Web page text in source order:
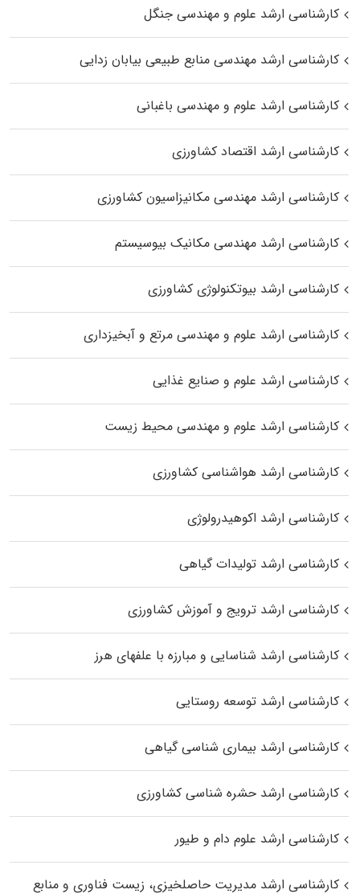
کارشناسی ارشد علوم و مهندسی جنگل
کارشناسی ارشد مهندسی منابع طبیعی بیابان زدایی
کارشناسی ارشد علوم و مهندسی باغبانی
کارشناسی ارشد اقتصاد کشاورزی
کارشناسی ارشد مهندسی مکانیزاسیون کشاورزی
کارشناسی ارشد مهندسی مکانیک بیوسیستم
کارشناسی ارشد بیوتکنولوژی کشاورزی
کارشناسی ارشد علوم و مهندسی مرتع و آبخیزداری
کارشناسی ارشد علوم و صنایع غذایی
کارشناسی ارشد علوم و مهندسی محیط زیست
کارشناسی ارشد هواشناسی کشاورزی
کارشناسی ارشد اکوهیدرولوژی
کارشناسی ارشد تولیدات گیاهی
کارشناسی ارشد ترویج و آموزش کشاورزی
کارشناسی ارشد شناسایی و مبارزه با علفهای هرز
کارشناسی ارشد توسعه روستایی
کارشناسی ارشد بیماری‌ شناسی گیاهی
کارشناسی ارشد حشره‌ شناسی کشاورزی
کارشناسی ارشد علوم دام و طیور
کارشناسی ارشد مدیریت حاصلخیزی، زیست فناوری و منابع